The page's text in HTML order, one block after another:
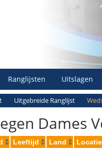
Ranglijsten Uitslagen
Uitgebreide Ranglijst
Dames
Leeftijd Land Locatie